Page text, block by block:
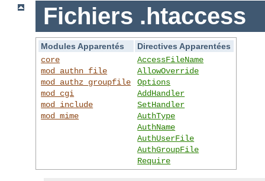
Fichiers .htaccess
Modules Apparentés
Directives Apparentées
core
mod_authn_file
mod_authz_groupfile
mod_cgi
mod_include
mod_mime
AccessFileName
AllowOverride
Options
AddHandler
SetHandler
AuthType
AuthName
AuthUserFile
AuthGroupFile
Require